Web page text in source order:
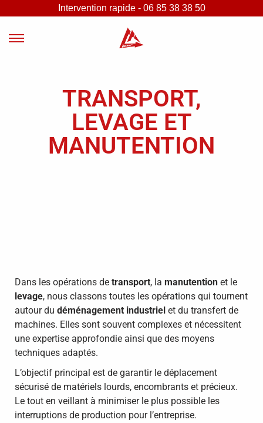
Intervention rapide - 06 85 38 38 50
TRANSPORT,
LEVAGE ET
MANUTENTION
Dans les opérations de transport, la manutention et le
levage, nous classons toutes les opérations qui tournent
autour du déménagement industriel et du transfert de
machines. Elles sont souvent complexes et nécessitent
une expertise approfondie ainsi que des moyens
techniques adaptés.
L’objectif principal est de garantir le déplacement
sécurisé de matériels lourds, encombrants et précieux.
Le tout en veillant à minimiser le plus possible les
interruptions de production pour l’entreprise.